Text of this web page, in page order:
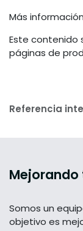
Más información
Este contenido
páginas de
Referencia
Mejorando
Somos un
objetivo es